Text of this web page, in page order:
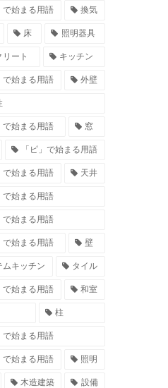
で始まる用語 換気
床 照明器具
リート キッチン
で始まる用語 外壁
で始まる用語 窓
「ピ」で始まる用語
で始まる用語 天井
で始まる用語
で始まる用語
で始まる用語 壁
ムキッチン タイル
で始まる用語 和室
柱
で始まる用語
で始まる用語 照明
木造建築 設備